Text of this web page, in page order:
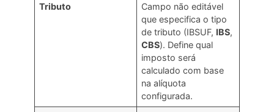
Tributo
Campo não editável
que especifica o tipo
de tributo (IBSUF, IBS,
CBS). Define qual
imposto será
calculado com base
na alíquota
configurada.